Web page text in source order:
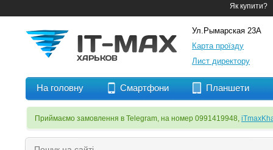
Як купити?
Ул.Рымарская 23А
Карта проїзду
Лист директору
На головну Смартфони Планшети
Приймаємо замовлення в Telegram, на номер 0991419948,